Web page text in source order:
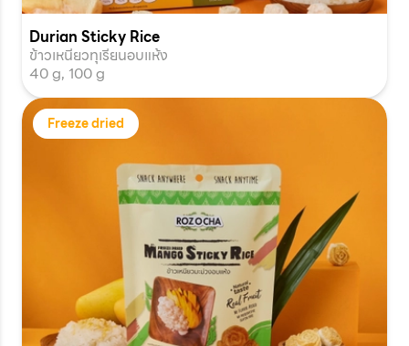
Durian Sticky Rice
ข้าวเหนียวทุเรียนอบแห้ง
40 g, 100 g
Freeze dried